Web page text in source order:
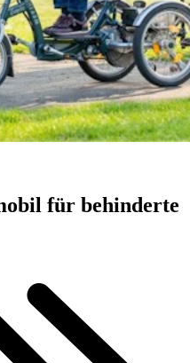
für behinderte